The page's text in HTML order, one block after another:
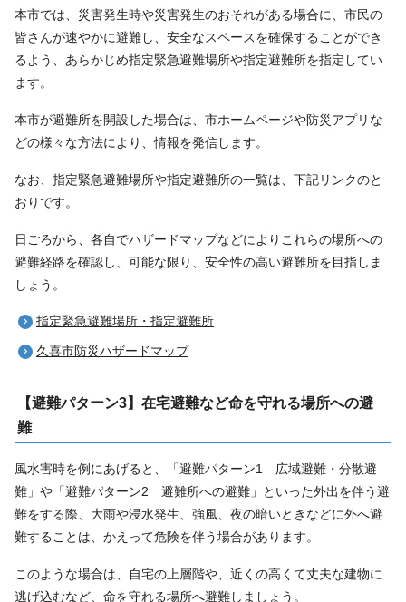
本市では、災害発生時や災害発生のおそれがある場合に、市民の
皆さんが速やかに避難し、安全なスペースを確保することができ
るよう、あらかじめ指定緊急避難場所や指定避難所を指定してい
ます。
本市が避難所を開設した場合は、市ホームページや防災アプリな
どの様々な方法により、情報を発信します。
なお、指定緊急避難場所や指定避難所の一覧は、下記リンクのと
おりです。
日ごろから、各自でハザードマップなどによりこれらの場所への
避難経路を確認し、可能な限り、安全性の高い避難所を目指しま
しょう。
指定緊急避難場所・指定避難所
久喜市防災ハザードマップ
【避難パターン3】在宅避難など命を守れる場所への避
難
風水害時を例にあげると、「避難パターン1 広域避難・分散避
難」や「避難パターン2 避難所への避難」といった外出を伴う避
難をする際、大雨や浸水発生、強風、夜の暗いときなどに外へ避
難することは、かえって危険を伴う場合があります。
このような場合は、自宅の上層階や、近くの高くて丈夫な建物に
逃げ込むなど、命を守れる場所へ避難しましょう。